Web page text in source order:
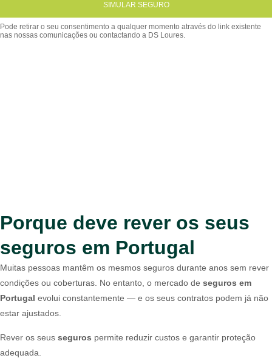
SIMULAR SEGURO
Porque deve rever os seus
seguros em Portugal
Muitas pessoas mantêm os mesmos seguros durante anos sem rever
condições ou coberturas. No entanto, o mercado de seguros em
Portugal evolui constantemente — e os seus contratos podem já não
estar ajustados.
Rever os seus seguros permite reduzir custos e garantir proteção
adequada.